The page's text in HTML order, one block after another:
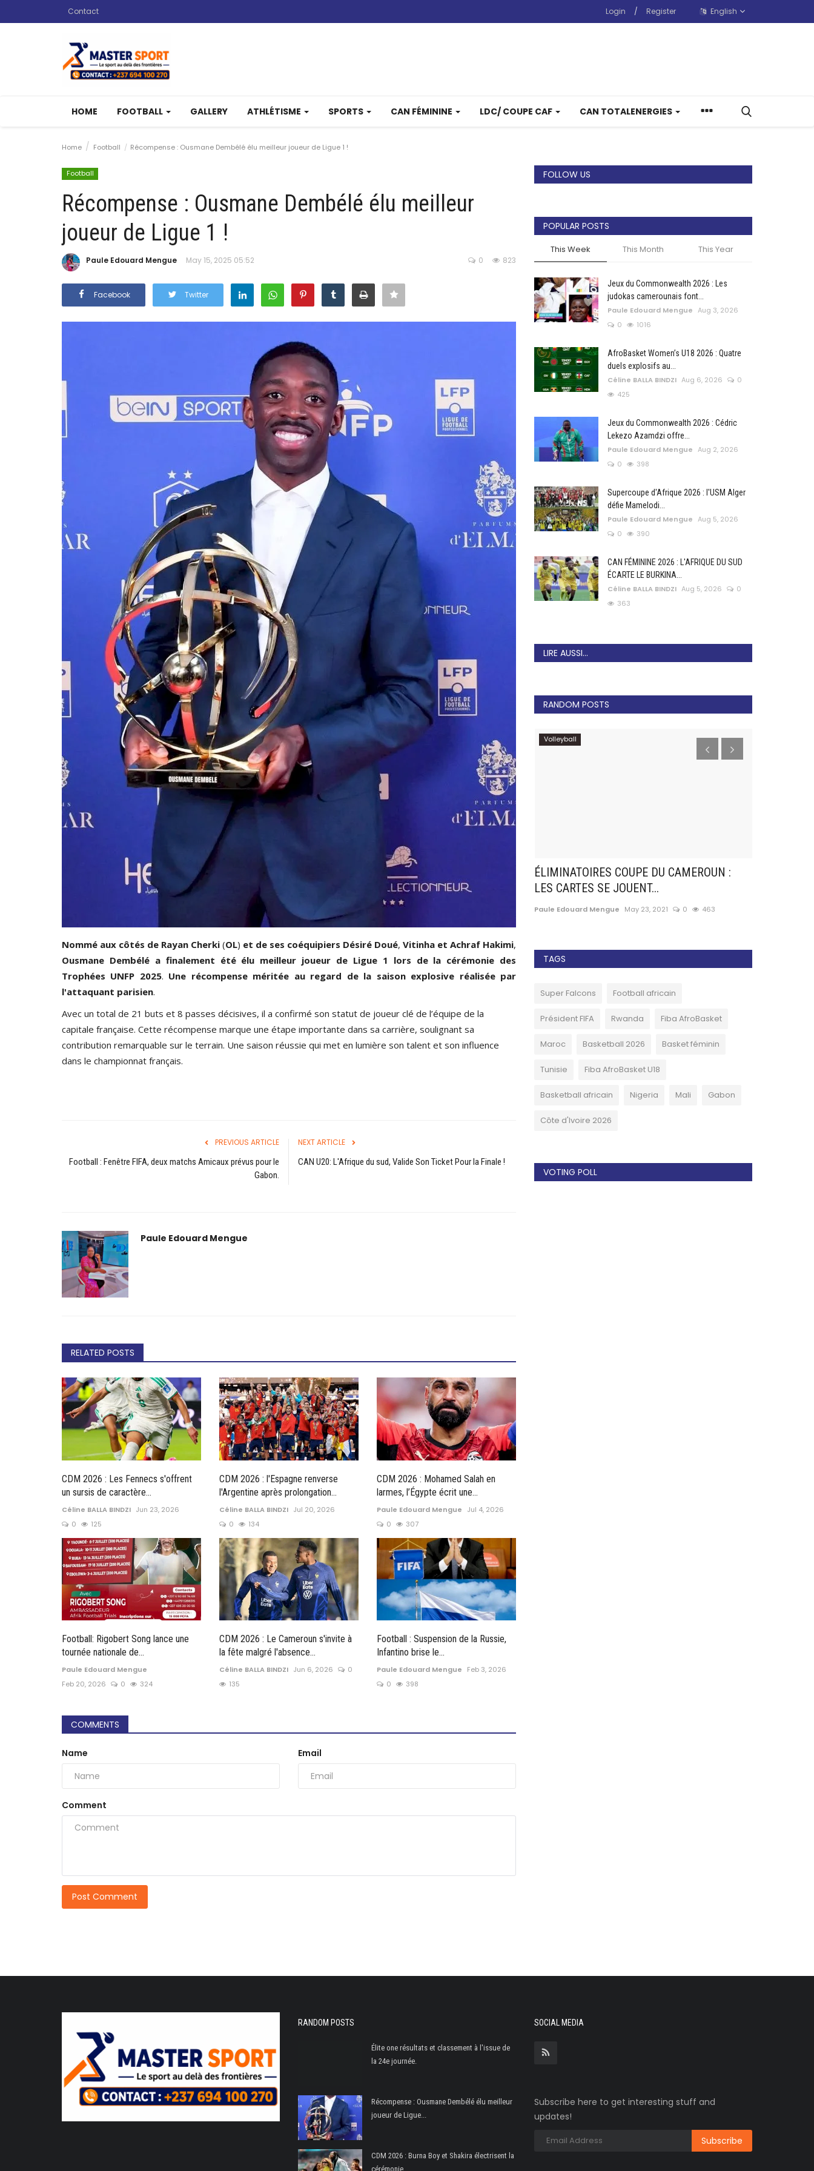
Contact Login / Register English
HOME FOOTBALL GALLERY ATHLÉTISME SPORTS CAN FÉMININE LDC/ COUPE CAF CAN TOTALENERGIES
Home Football Récompense : Ousmane Dembélé élu meilleur joueur de Ligue 1 !
Football
Récompense : Ousmane Dembélé élu meilleur
joueur de Ligue 1 !
Paule Edouard Mengue May 15, 2025 05:52 823
0
Facebook Twitter
Nommé aux côtés de Rayan Cherki (OL) et de ses coéquipiers Désiré Doué, Vitinha et Achraf Hakimi,
Ousmane Dembélé a finalement été élu meilleur joueur de Ligue 1 lors de la cérémonie des
Trophées UNFP 2025. Une récompense méritée au regard de la saison explosive réalisée par
l'attaquant parisien.
Avec un total de 21 buts et 8 passes décisives, il a confirmé son statut de joueur clé de l’équipe de la
capitale française. Cette récompense marque une étape importante dans sa carrière, soulignant sa
contribution remarquable sur le terrain. Une saison réussie qui met en lumière son talent et son influence
dans le championnat français.
PREVIOUS ARTICLE
Football : Fenêtre FIFA, deux matchs Amicaux prévus pour le
Gabon.
NEXT ARTICLE
CAN U20: L'Afrique du sud, Valide Son Ticket Pour la Finale !
Paule Edouard Mengue
RELATED POSTS
CDM 2026 : Les Fennecs s'offrent
un sursis de caractère...
Céline BALLA BINDZI Jun 23, 2026
0
125
CDM 2026 : l'Espagne renverse
l'Argentine après prolongation...
Céline BALLA BINDZI Jul 20, 2026
0
134
CDM 2026 : Mohamed Salah en
larmes, l’Égypte écrit une...
Paule Edouard Mengue
Jul 4, 2026
0
307
Football: Rigobert Song lance une
tournée nationale de...
Paule Edouard Mengue
Feb 20, 2026
0 324
CDM 2026 : Le Cameroun s'invite à
la fête malgré l'absence...
Céline BALLA BINDZI Jun 6, 2026
0
135
Football : Suspension de la Russie,
Infantino brise le...
Paule Edouard Mengue
Feb 3, 2026
0
398
COMMENTS
Name Email
Comment
Post Comment
FOLLOW US
POPULAR POSTS
This Week This Month This Year
Jeux du Commonwealth 2026 : Les
judokas camerounais font...
Paule Edouard Mengue Aug 3, 2026
0
1016
AfroBasket Women’s U18 2026 : Quatre
duels explosifs au...
Céline BALLA BINDZI Aug 6, 2026
0
425
Jeux du Commonwealth 2026 : Cédric
Lekezo Azamdzi offre...
Paule Edouard Mengue Aug 2, 2026
0
398
Supercoupe d'Afrique 2026 : l'USM Alger
défie Mamelodi...
Paule Edouard Mengue Aug 5, 2026
0
390
CAN FÉMININE 2026 : L'AFRIQUE DU SUD
ÉCARTE LE BURKINA...
Céline BALLA BINDZI Aug 5, 2026
0
363
LIRE AUSSI...
RANDOM POSTS
Football
FOOTBALL: BENOÎT ANGBWA DÉCLINE LA
PASSATION DE SERVICE...
590
Basketball
AfroBasket U18 Féminin : le Kenya corrige la
Céline BALLA BINDZI Aug 9, 2026
Volleyball
ÉLIMINATOIRES COUPE DU CAMEROUN :
LES CARTES SE JOUENT...
Paule Edouard Mengue May 23, 2021 0 463
TAGS
Super Falcons Football africain
Président FIFA Rwanda Fiba AfroBasket
Maroc Basketball 2026 Basket féminin
Tunisie Fiba AfroBasket U18
Basketball africain Nigeria Mali Gabon
Côte d'Ivoire 2026
VOTING POLL
RANDOM POSTS
Élite one résultats et classement à l'issue de
la 24e journée.
Récompense : Ousmane Dembélé élu meilleur
joueur de Ligue...
CDM 2026 : Burna Boy et Shakira électrisent la
cérémonie...
SOCIAL MEDIA
Subscribe here to get interesting stuff and
updates!